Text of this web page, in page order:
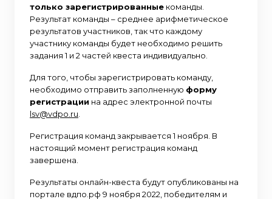
только зарегистрированные команды.
Результат команды – среднее арифметическое
результатов участников, так что каждому
участнику команды будет необходимо решить
задания 1 и 2 частей квеста индивидуально.
Для того, чтобы зарегистрировать команду,
необходимо отправить заполненную форму
регистрации на адрес электронной почты
lsv@vdpo.ru
Регистрация команд закрывается 1 ноября. В
настоящий момент регистрация команд
завершена.
Результаты онлайн-квеста будут опубликованы на
портале вдпо.рф 9 ноября 2022, победителям и